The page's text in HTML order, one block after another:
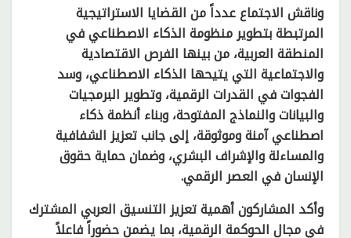
وناقش الاجتماع عدداً من القضايا الاستراتيجية
المرتبطة بتطوير منظومة الذكاء الاصطناعي في
المنطقة العربية، من بينها الفرص الاقتصادية
والاجتماعية التي يتيحها الذكاء الاصطناعي، وسد
الفجوات في القدرات الرقمية، وتطوير البرمجيات
والبيانات والنماذج المفتوحة، وبناء أنظمة ذكاء
اصطناعي آمنة وموثوقة، إلى جانب تعزيز الشفافية
والمساءلة والإشراف البشري، وضمان حماية حقوق
الإنسان في العصر الرقمي.
وأكد المشاركون أهمية تعزيز التنسيق العربي المشترك
في مجال الحوكمة الرقمية، بما يضمن حضوراً فاعلاً